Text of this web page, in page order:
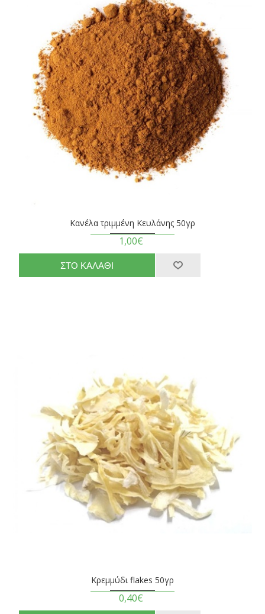
Κανέλα τριμμένη Κευλάνης 50γρ
1,00€
Κρεμμύδι flakes 50γρ
0,40€